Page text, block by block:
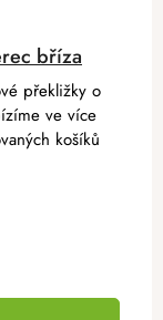
bříza
překližky o
ve více
košíků